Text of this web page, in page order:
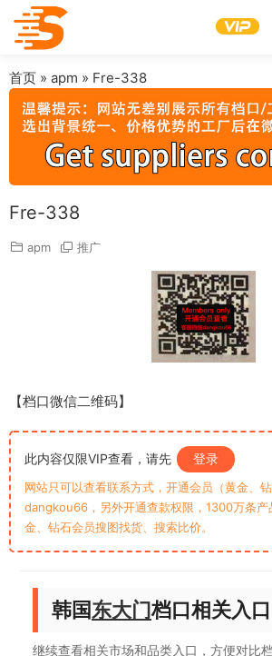
首页 » apm » Fre-338
Fre-338
apm 推广
【档口微信二维码】
此内容仅限VIP查看，请先 登录
网站只可以查看联系方式，开通会员（黄金、
dangkou66，另外开通查款权限，1300万条产
金、钻石会员搜图找货、搜索比价。
韩国东大门档口相关入口
继续查看相关市场和品类入口，方便对比